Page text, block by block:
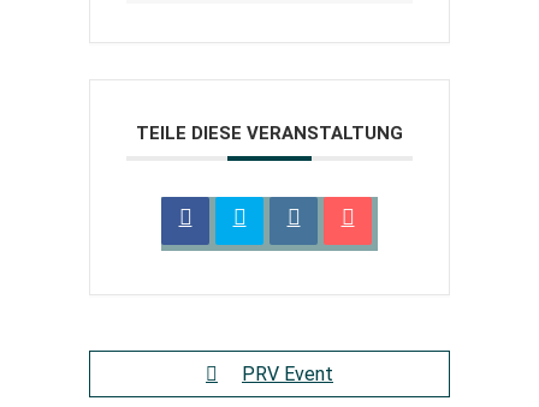
TEILE DIESE VERANSTALTUNG
PRV Event